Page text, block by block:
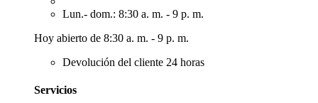
Lun.- dom.: 8:30 a. m. - 9 p. m.
Hoy abierto de 8:30 a. m. - 9 p. m.
Devolución del cliente 24 horas
Servicios